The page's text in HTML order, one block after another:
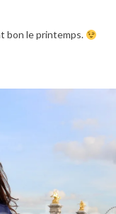
bon le printemps.